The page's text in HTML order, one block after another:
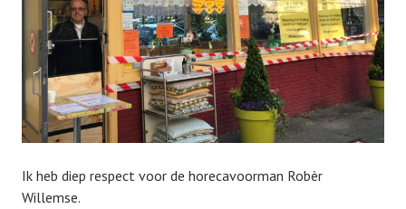
Ik heb diep respect voor de horecavoorman Robèr
Willemse.